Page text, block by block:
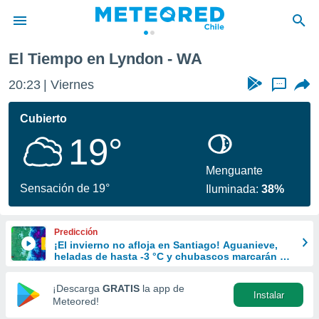
de
por
se
calidad.
a este
las
y
forma
digital
basada
El Tiempo en Lyndon - WA
20:23 Viernes ...
Cubierto
19°
Sensación de 19°
Menguante
Iluminada:38%
Predicción
¡El invierno no afloja en Santiago! Aguanieve,
heladas de hasta -3 °C y chubascos marcarán el
¡Descarga GRATIS la app de
Meteored!
Instalar